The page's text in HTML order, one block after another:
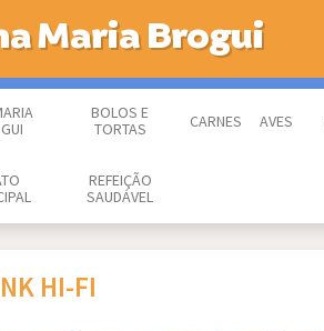
Maria Brogui
BOLOS E
TORTAS
CARNES AVES
REFEIÇÃO
SAUDÁVEL
HI-FI